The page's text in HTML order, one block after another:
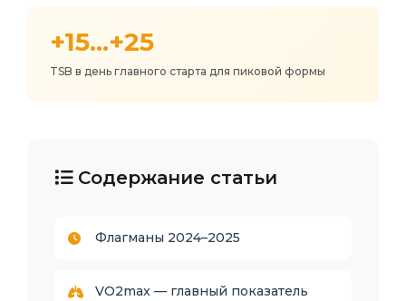
+15...+25
TSB в день главного старта для пиковой формы
Содержание статьи
Флагманы 2024–2025
VO2max — главный показатель